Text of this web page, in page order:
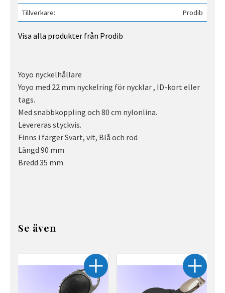
Tillverkare
Prodib
Visa alla produkter från Prodib
Yoyo nyckelhållare
Yoyo med 22 mm nyckelring för nycklar , ID-kort eller
tags.
Med snabbkoppling och 80 cm nylonlina.
Levereras styckvis.
Finns i färger Svart, vit, Blå och röd
Längd 90 mm
Bredd 35 mm
Se även